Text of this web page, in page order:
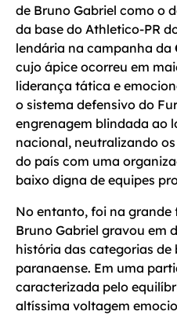
de Bruno Gabriel como o
da base do Athletico-PR
lendária na campanha da
cujo ápice ocorreu em
liderança tática e
o sistema defensivo do
engrenagem blindada ao
nacional, neutralizando
do país com uma
baixo digna de equipes
No entanto, foi na
Bruno Gabriel gravou em
história das categorias de
paranaense. Em uma
caracterizada pelo
altíssima voltagem